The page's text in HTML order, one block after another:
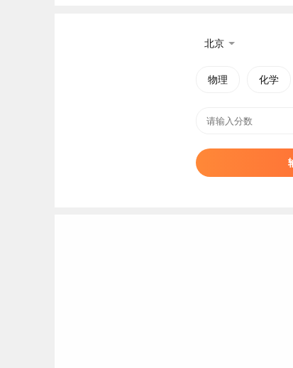
省属全日制普通高等职业技术学院，是中德
被国家新闻出版广电总局批准为全国“印刷
北京
物理 化学